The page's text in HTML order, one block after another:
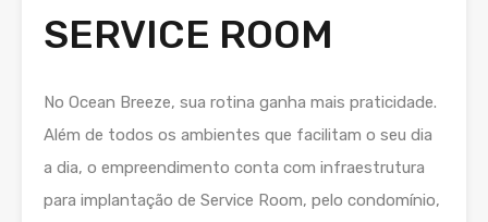
SERVICE ROOM
No Ocean Breeze, sua rotina ganha mais praticidade.
Além de todos os ambientes que facilitam o seu dia
a dia, o empreendimento conta com infraestrutura
para implantação de Service Room, pelo condomínio,